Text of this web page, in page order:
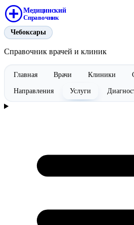
Медицинский
Справочник
Чебоксары
Справочник врачей и клиник
Главная Врачи Клиники
Направления Услуги